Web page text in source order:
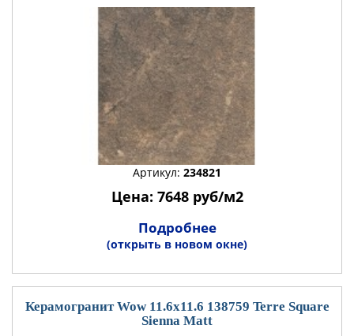
Артикул: 234821
Цена: 7648 руб/м2
Подробнее
(открыть в новом окне)
Керамогранит Wow 11.6x11.6 138759 Terre Square
Sienna Matt